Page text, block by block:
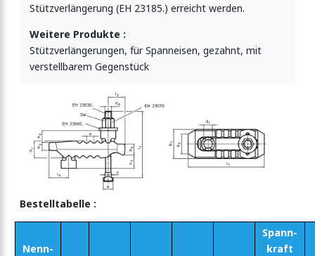
Stützverlängerung (EH 23185.) erreicht werden.
Weitere Produkte :
Stützverlängerungen, für Spanneisen, gezahnt, mit
verstellbarem Gegenstück
Bestelltabelle :
Nenn-
Spann-
kraft